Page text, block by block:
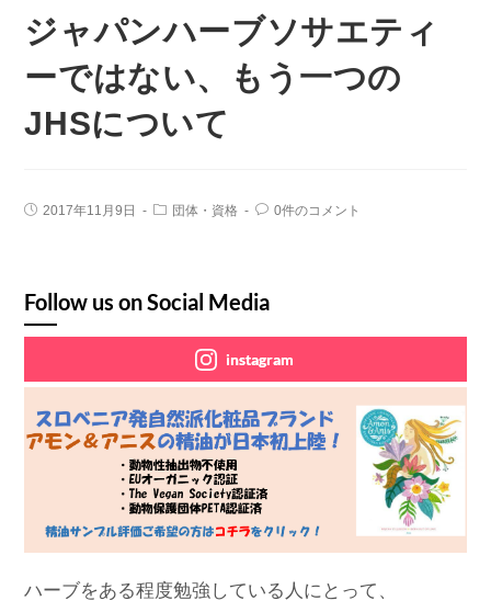
ジャパンハーブソサエティ
ーではない、もう一つの
JHSについて
2017年11月9日 団体・資格 0件のコメント
Follow us on Social Media
instagram
ハーブをある程度勉強している人にとって、